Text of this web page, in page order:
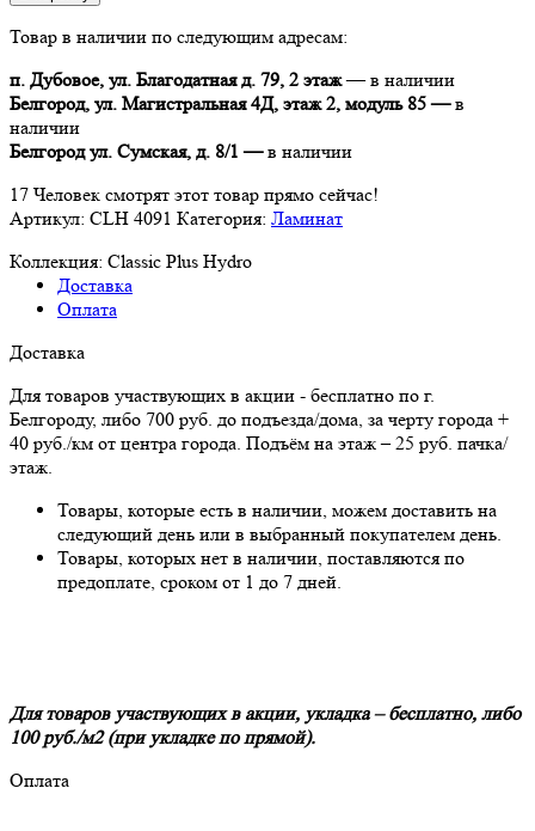
Ламинат
Quick
Classic
Plus
Hydro
CLH
Дуб
горный
коричневый
Товар в наличии по следующим адресам:
п. Дубовое, ул. Благодатная д. 79, 2 этаж— в наличии
Белгород, ул. Магистральная 4Д, этаж 2, модуль 85 —в
наличии
Белгород ул. Сумская, д. 8/1 —в наличии
17 Человек смотрят этот товар прямо сейчас!
Артикул: CLH 4091 Категория: Ламинат
Коллекция: Classic Plus Hydro
Доставка
Оплата
Доставка
Для товаров участвующих в акции - бесплатно по г.
Белгороду, либо 700 руб. до подъезда/дома, за черту города +
40 руб./км от центра города. Подъём на этаж – 25 руб. пачка/
этаж.
Товары, которые есть в наличии, можем доставить на
следующий день или в выбранный покупателем день.
Товары, которых нет в наличии, поставляются по
предоплате, сроком от 1 до 7 дней.
Для товаров участвующих в акции, укладка – бесплатно, либо
100 руб./м2 (при укладке по прямой).
Оплата